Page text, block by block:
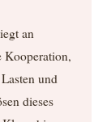
an
Kooperation,
und
dieses